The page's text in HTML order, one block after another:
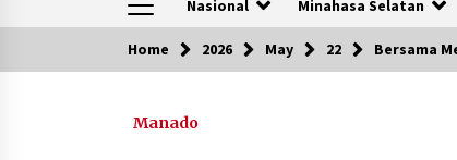
Nasional Minahasa Selatan
VOA
Home 2026 May 22 Bersama
Manado